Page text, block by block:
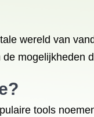
wereld van
mogelijkheden
tools